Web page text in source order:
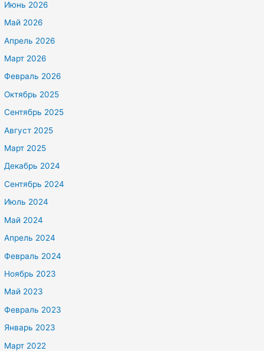
Июнь 2026
Май 2026
Апрель 2026
Март 2026
Февраль 2026
Октябрь 2025
Сентябрь 2025
Август 2025
Март 2025
Декабрь 2024
Сентябрь 2024
Июль 2024
Май 2024
Апрель 2024
Февраль 2024
Ноябрь 2023
Май 2023
Февраль 2023
Январь 2023
Март 2022